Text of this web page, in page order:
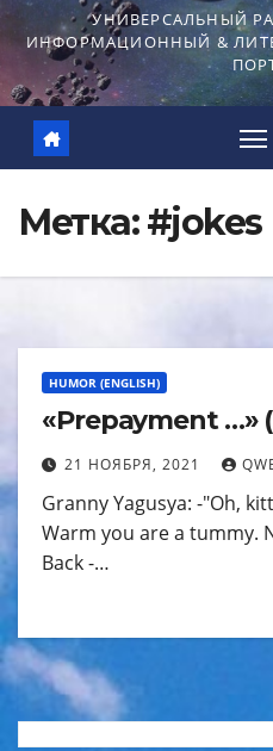
УНИВЕРСАЛЬНЫЙ
ИНФОРМАЦИОННЫЙ &
Метка:#jokes
HUMOR (ENGLISH)
«Prepayment …»
21 НОЯБРЯ, 2021
Granny Yagusya: -"Oh,
Warm you are a tummy.
Back -…